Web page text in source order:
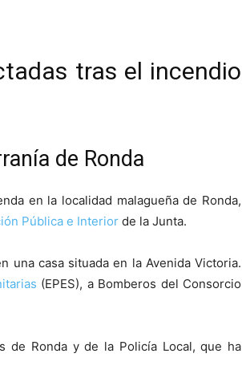
tras el incendio
de Ronda
en la localidad malagueña de Ronda,
Pública e Interior de la Junta.
una casa situada en la Avenida Victoria.
(EPES), a Bomberos del Consorcio
de Ronda y de la Policía Local, que ha